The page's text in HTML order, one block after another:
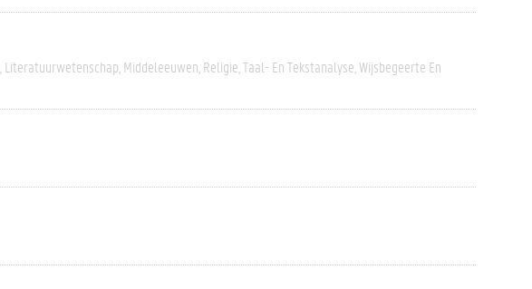
Literatuurwetenschap Middeleeuwen Religie Taal- En Tekstanalyse Wijsbegeerte En